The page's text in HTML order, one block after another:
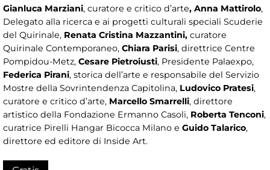
Gianluca Marziani, curatore e critico d’arte, Anna Mattirolo,
Delegato alla ricerca e ai progetti culturali speciali Scuderie
del Quirinale, Renata Cristina Mazzantini, curatore
Quirinale Contemporaneo, Chiara Parisi, direttrice Centre
Pompidou-Metz, Cesare Pietroiusti, Presidente Palaexpo,
Federica Pirani, storica dell’arte e responsabile del Servizio
Mostre della Sovrintendenza Capitolina, Ludovico Pratesi,
curatore e critico d’arte, Marcello Smarrelli, direttore
artistico della Fondazione Ermanno Casoli, Roberta Tenconi,
curatrice Pirelli Hangar Bicocca Milano e Guido Talarico,
direttore ed editore di Inside Art.